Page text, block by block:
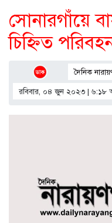
সোনারগাঁয়ে
চিহ্নিত
দৈনিক
রবিবার, ০৪ জুন ২০২৩ | ৬:১৮